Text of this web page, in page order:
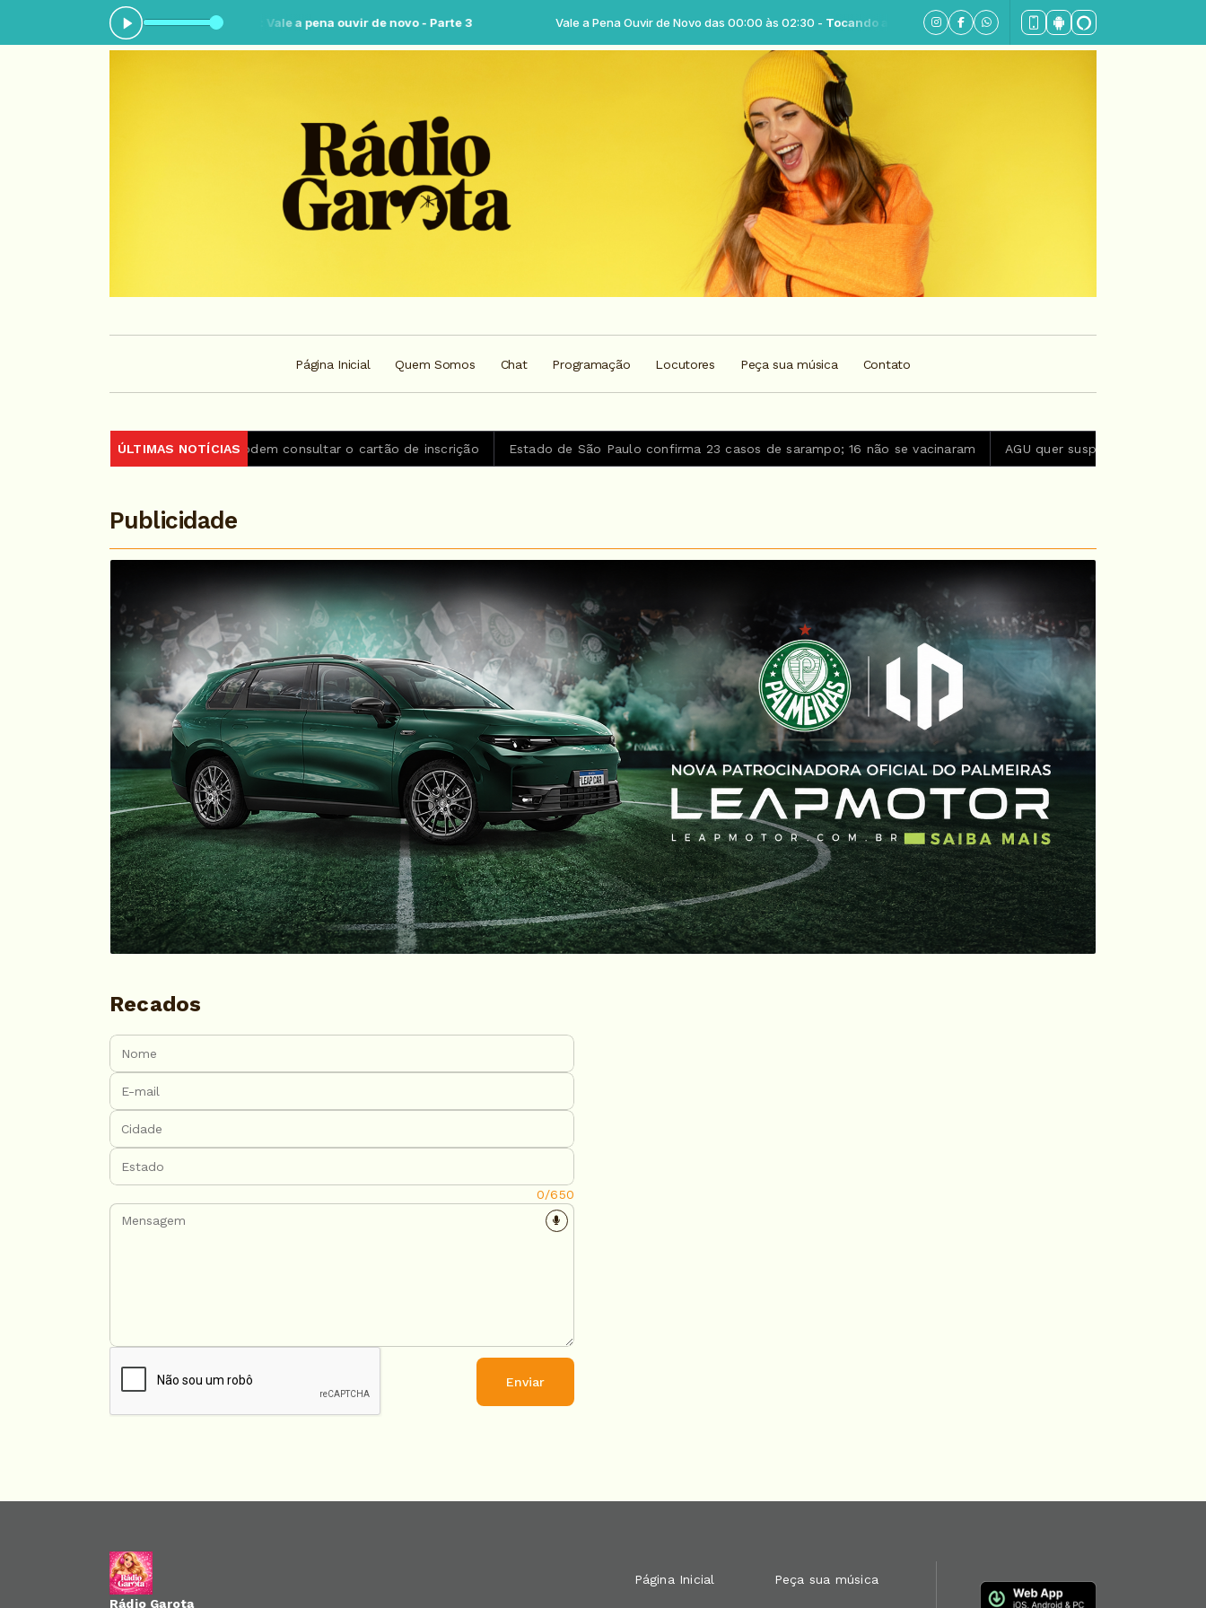
Tocando agora: Vale a pena ouvir de novo - Parte 3 Vale a Pena Ouvir de Novo das 00:00 às 02:30 -Tocando agora: Vale a pena ouvir de novo - Parte 3
Página Inicial Quem Somos Chat Programação Locutores Peça sua música Contato
ÚLTIMAS NOTÍCIAS
do Encceja 2026 podem consultar o cartão de inscrição Estado de São Paulo confirma 23 casos de sarampo; 16 não se vacinaram AGU quer suspender a plataforma Discord no
Publicidade
Recados
Nome:
E-mail:
Cidade:
Estado:
0/650
Enviar
Rádio Garota
Página Inicial Peça sua música